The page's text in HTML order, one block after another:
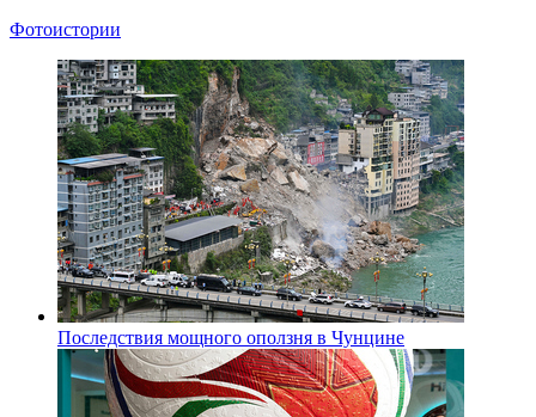
Фотоистории
Последствия мощного оползня в Чунцине